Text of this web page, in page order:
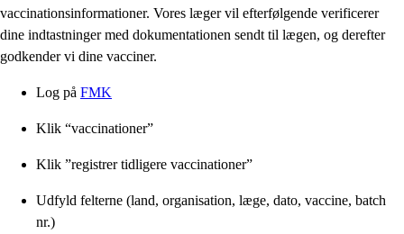
vaccinationsinformationer. Vores læger vil efterfølgende verificerer
dine indtastninger med dokumentationen sendt til lægen, og derefter
godkender vi dine vacciner.
Log på FMK
Klik “vaccinationer”
Klik ”registrer tidligere vaccinationer”
Udfyld felterne (land, organisation, læge, dato, vaccine, batch
nr.)